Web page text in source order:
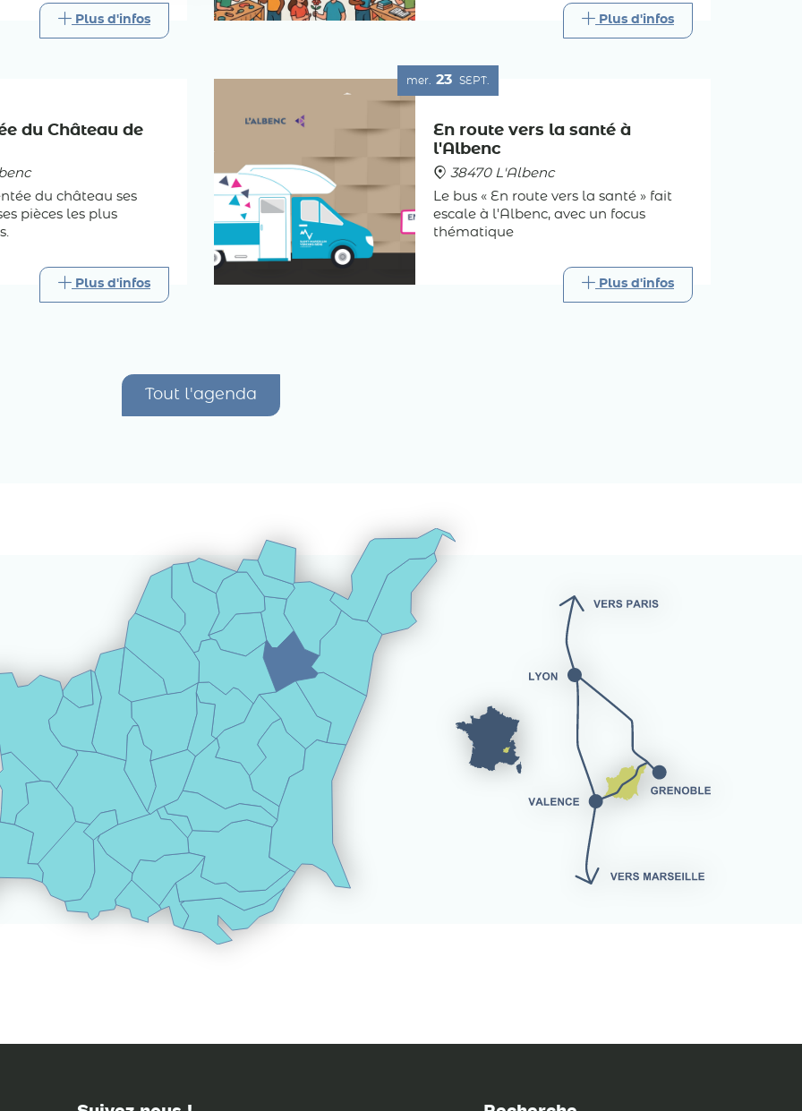
Plus d'infos Plus d'infos
du Château de
du château ses
pièces les plus
Plus d'infos
mer. 23 SEPT.
En route vers la santé à
l'Albenc
38470 L'Albenc
Le bus « En route vers la santé » fait
escale à l'Albenc, avec un focus
thématique
Plus d'infos
Tout l'agenda